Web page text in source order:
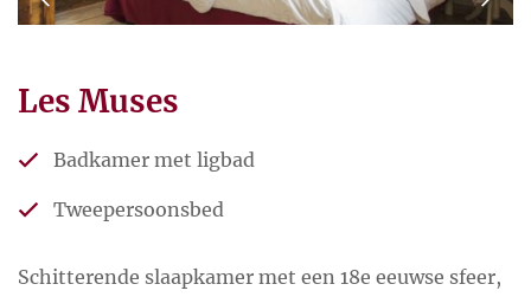
Les Muses
Badkamer met ligbad
Tweepersoonsbed
Schitterende slaapkamer met een 18e eeuwse sfeer,